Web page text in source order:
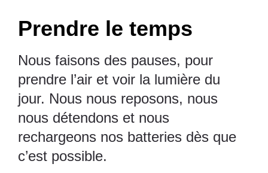
Prendre le temps
Nous faisons des pauses, pour
prendre l’air et voir la lumière du
jour. Nous nous reposons, nous
nous détendons et nous
rechargeons nos batteries dès que
c’est possible.